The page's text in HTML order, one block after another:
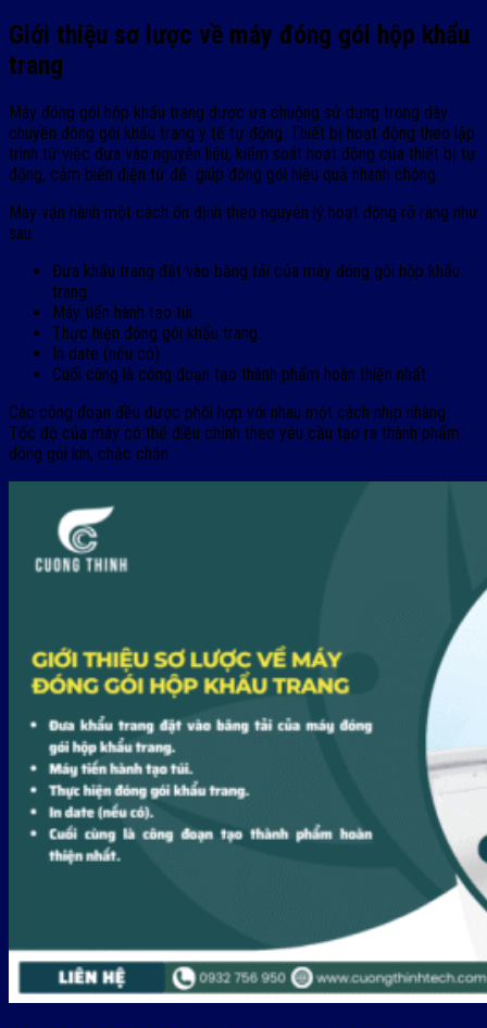
Giới thiệu sơ lược về máy đóng gói hộp khẩu
trang
Máy đóng gói hộp khẩu trang được ưa chuộng sử dụng trong dây
chuyền đóng gói khẩu trang y tế tự động. Thiết bị hoạt động theo lập
trình từ việc đưa vào nguyên liệu, kiểm soát hoạt động của thiết bị tự
động, cảm biến điện từ để giúp đóng gói hiệu quả nhanh chóng.
May vận hành một cách ổn định theo nguyên lý hoạt động rõ ràng như
sau:
Đưa khẩu trang đặt vào băng tải của máy đóng gói hộp khẩu
trang.
Máy tiến hành tạo túi.
Thực hiện đóng gói khẩu trang.
In date (nếu có).
Cuối cùng là công đoạn tạo thành phẩm hoàn thiện nhất.
Các công đoạn đều được phối hợp với nhau một cách nhịp nhàng.
Tốc độ của máy có thể điều chỉnh theo yêu cầu tạo ra thành phẩm
đóng gói kín, chắc chắn.